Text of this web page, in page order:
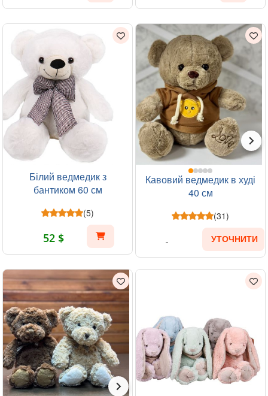
Білий ведмедик з
бантиком 60 см
(5)
52 $
Кавовий ведмедик в худі
40 см
(31)
УТОЧНИТИ